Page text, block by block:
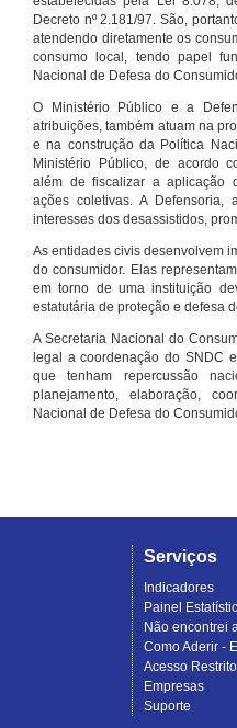
Decreto nº 2.181/97. São,
atendendo diretamente os
consumo local, tendo papel
Nacional de Defesa do
O Ministério Público e a
atribuições, também atuam na
e na construção da Política
Ministério Público, de acordo
além de fiscalizar a aplicação
ações coletivas. A
interesses dos desassistidos,
As entidades civis desenvolvem
do consumidor. Elas
em torno de uma instituição
estatutária de proteção e defesa
A Secretaria Nacional do
legal a coordenação do SNDC
que tenham repercussão
planejamento, elaboração,
Nacional de Defesa do
Serviços
Indicadores
Painel
Não encontrei
Como Aderir -
Acesso
Empresas
Suporte